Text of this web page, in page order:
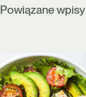
Powiązane wpisy